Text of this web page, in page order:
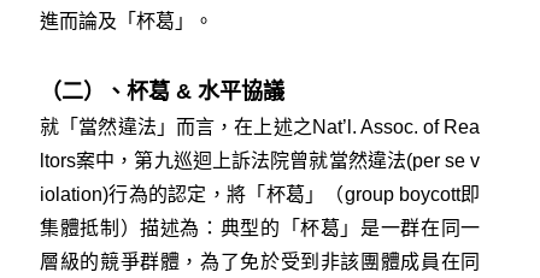
進而論及「杯葛」。
（二）、杯葛 & 水平協議
就「當然違法」而言，在上述之 Nat’l. Assoc. of Rea
ltors案中，第九巡迴上訴法院曾就當然違法(per se v
iolation)行為的認定，將「杯葛」（group boycott即
集體抵制）描述為：典型的「杯葛」是一群在同一
層級的競爭群體，為了免於受到非該團體成員在同